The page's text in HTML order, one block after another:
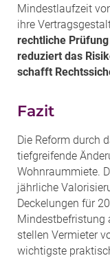
Mindestlaufzeit
ihre
rechtliche
reduziert das
schafft
Fazit
Die Reform durch
tiefgreifende
Wohnraummiete.
jährliche
Deckelungen für
Mindestbefristung
stellen Vermieter
wichtigste